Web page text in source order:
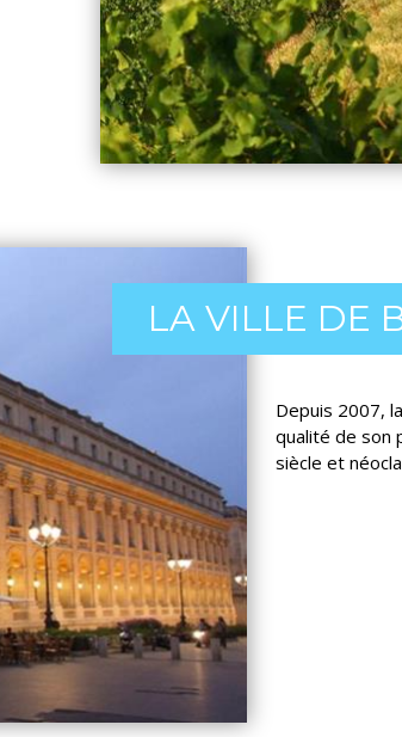
LA VILLE DE
Depuis 2007,
qualité de son
siècle et